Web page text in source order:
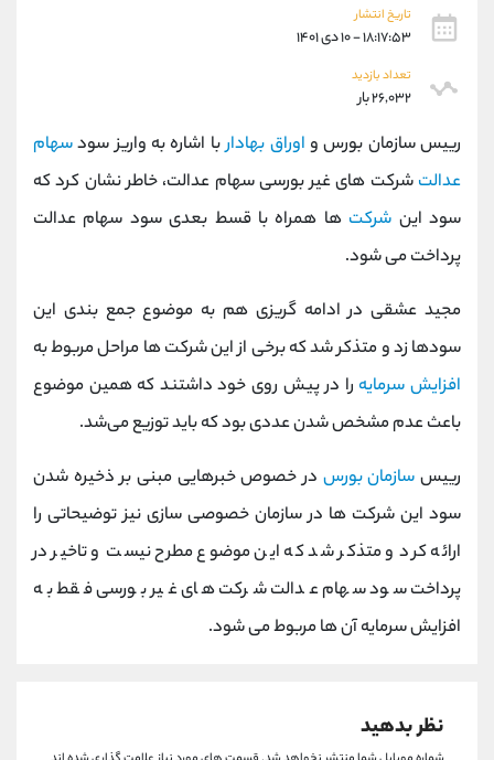
تاریخ انتشار
۱۸:۱۷:۵۳ - ۱۰ دی ۱۴۰۱
تعداد بازدید
۲۶,۰۳۲ بار
رییس سازمان بورس و اوراق بهاداربا اشاره به واریز سودسهام
عدالت شرکت های غیر بورسی سهام عدالت، خاطر نشان کرد که
سود این شرکت ها همراه با قسط بعدی سود سهام عدالت
پرداخت می شود.
مجید عشقی در ادامه گریزی هم به موضوع جمع بندی این
سودها زد و متذکر شد که برخی از این شرکت ها مراحل مربوط به
افزایش سرمایه را در پیش روی خود داشتند که همین موضوع
باعث عدم مشخص شدن عددی بود که باید توزیع می‌شد.
رییس سازمان بورس در خصوص خبرهایی مبنی بر ذخیره شدن
سود این شرکت ها در سازمان خصوصی سازی نیز توضیحاتی را
ارائه کرد و متذکر شد که این موضوع مطرح نیست و تاخیر در
پرداخت سود سهام عدالت شرکت های غیر بورسی فقط به
افزایش سرمایه آن ها مربوط می شود.
نظر بدهید
تلگرام
داخلی
اطلاعات تماس (دفتر فروش)
021-22021030
بدون پیش شماره 90001030
اینستاگرام @alireza.mehrabii
کانال تلگرام